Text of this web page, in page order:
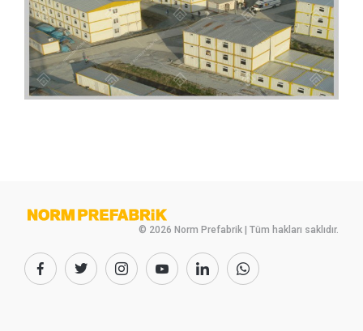
© 2026 Norm Prefabrik | Tüm hakları saklıdır.